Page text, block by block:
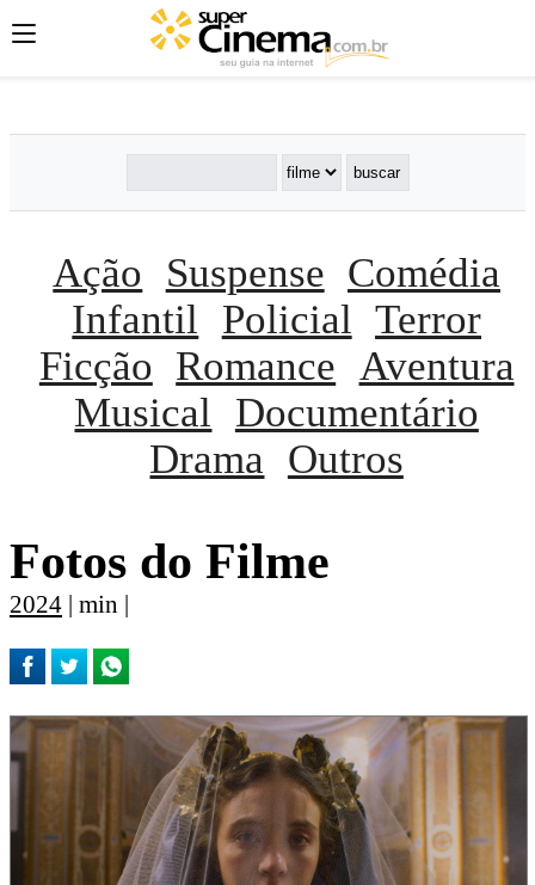
';';
Ação Suspense Comédia
Infantil
Policial Terror
Ficção Romance Aventura
Musical
Documentário
Drama
Outros
Fotos do Filme
2024 | min |